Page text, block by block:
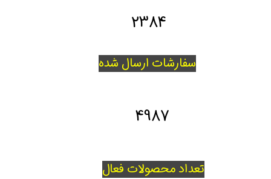
سفارشات ارسال شده
5627
تعداد محصولات فعال
2693